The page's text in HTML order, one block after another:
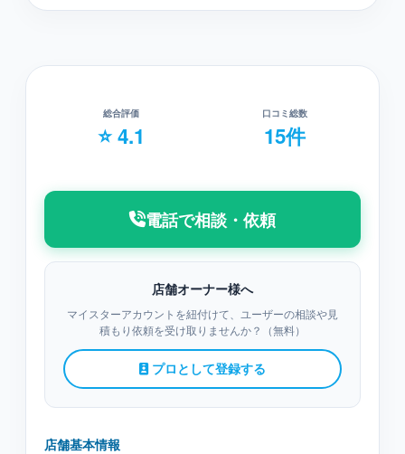
総合評価
⭐ 4.1
口コミ総数
15件
電話で相談・依頼
店舗オーナー様へ
マイスターアカウントを紐付けて、ユーザーの相談や見
積もり依頼を受け取りませんか？（無料）
プロとして登録する
店舗基本情報